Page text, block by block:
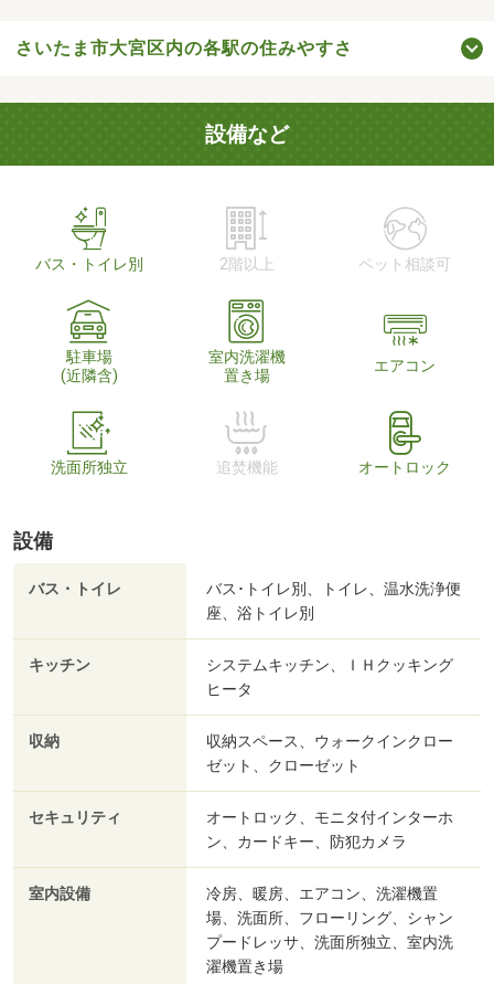
さいたま市大宮区内の各駅の住みやすさ
設備など
バス・トイレ別 2階以上 ペット相談可
駐車場
(近隣含)
室内洗濯機
置き場
エアコン
洗面所独立 追焚機能 オートロック
設備
バス・トイレ
バス･トイレ別、トイレ、温水洗浄便
座、浴トイレ別
キッチン
システムキッチン、ＩＨクッキング
ヒータ
収納
収納スペース、ウォークインクロー
ゼット、クローゼット
セキュリティ
オートロック、モニタ付インターホ
ン、カードキー、防犯カメラ
室内設備
冷房、暖房、エアコン、洗濯機置
場、洗面所、フローリング、シャン
プードレッサ、洗面所独立、室内洗
濯機置き場